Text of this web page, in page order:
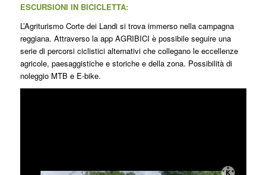
ESCURSIONI IN BICICLETTA:
L’Agriturismo Corte dei Landi si trova immerso nella campagna
reggiana. Attraverso la app AGRIBICI è possibile seguire una
serie di percorsi ciclistici alternativi che collegano le eccellenze
agricole, paesaggistiche e storiche e della zona. Possibilità di
noleggio MTB e E-bike.